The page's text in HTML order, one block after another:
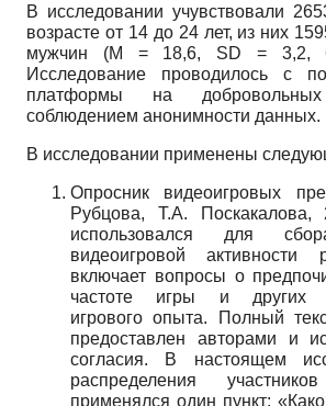
В исследовании учувствовали
возрасте от 14 до 24 лет, из них
мужчин (M = 18,6, SD = 3,2,
Исследование проводилось с
платформы на
соблюдением анонимности данных.
В исследовании применены
Опросник видеоигровых
Рубцова, Т.А. Поскакалова,
использовался для
видеоигровой активности
включает вопросы о
частоте игры и других
игрового опыта. Полный
предоставлен авторами и
согласия. В настоящем
распределения
применялся один пункт: